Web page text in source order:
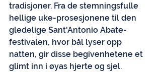
tradisjoner. Fra de stemningsfulle
hellige uke-prosesjonene til den
gledelige Sant'Antonio Abate-
festivalen, hvor bål lyser opp
natten, gir disse begivenhetene et
glimt inn i øyas hjerte og sjel.